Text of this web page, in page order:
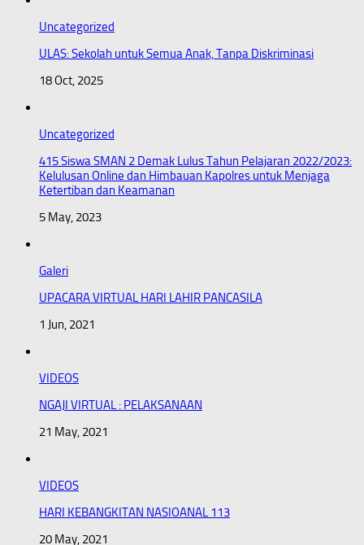
Uncategorized
ULAS: Sekolah untuk Semua Anak, Tanpa Diskriminasi
18 Oct, 2025
Uncategorized
415 Siswa SMAN 2 Demak Lulus Tahun Pelajaran 2022/2023:
Kelulusan Online dan Himbauan Kapolres untuk Menjaga
Ketertiban dan Keamanan
5 May, 2023
Galeri
UPACARA VIRTUAL HARI LAHIR PANCASILA
1 Jun, 2021
VIDEOS
NGAJI VIRTUAL : PELAKSANAAN
21 May, 2021
VIDEOS
HARI KEBANGKITAN NASIOANAL 113
20 May, 2021